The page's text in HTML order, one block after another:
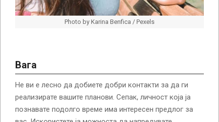
Photo by Karina Benfica / Pexels
Вага
Не ви е лесно да добиете добри контакти за да ги
реализирате вашите планови. Сепак, личност која ја
познавате подолго време има интересен предлог за